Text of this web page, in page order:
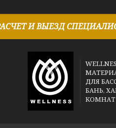
И ВЫЕЗД
ДЛЯ
БАНЬ,
КОМНАТ